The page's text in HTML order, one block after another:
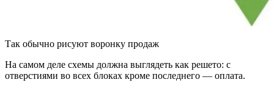
Так обычно рисуют воронку продаж
На самом деле схемы должна выглядеть как решето: с
отверстиями во всех блоках кроме последнего — оплата.